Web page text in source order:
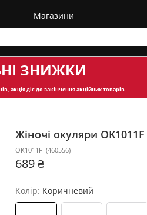
Магазини
ЗНИЖКИ
акція діє до закінчення акційних товарів
Жіночі окуляри OK1011F
OK1011F (460556)
689 ₴
Колір: Коричневий